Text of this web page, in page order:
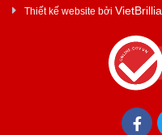
Thiết kế website bởi